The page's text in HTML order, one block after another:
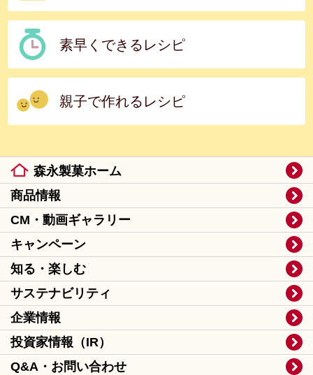
素早くできるレシピ
親子で作れるレシピ
森永製菓ホーム
商品情報
CM・動画ギャラリー
キャンペーン
知る・楽しむ
サステナビリティ
企業情報
投資家情報（IR）
Q&A・お問い合わせ